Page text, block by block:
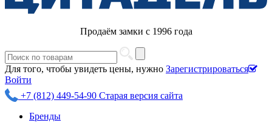
Продаём замки с 1996 года
Для того, чтобы увидеть цены, нужно Зарегистрироваться
Войти
+7 (812) 449-54-90 Старая версия сайта
Бренды